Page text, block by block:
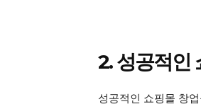
2. 성공적인
성공적인 쇼핑몰 창